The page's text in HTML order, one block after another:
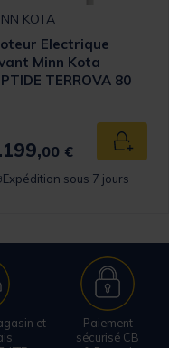
KOTA
Electrique
Minn Kota
TERROVA 80
00 €
Expédition sous 7 jours
et
Paiement
sécurisé CB